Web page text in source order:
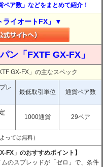
ペア数」などをまとめて紹介！
ライオートFX」▼
ン「FXTF GX-FX」
GX-FX」の主なスペック
レ
最低取引単位 通貨ペア数
1000通貨 29ペア
っては無料）
FX」のおすすめポイント】
ムのスプレッドが「ゼロ」で、条件